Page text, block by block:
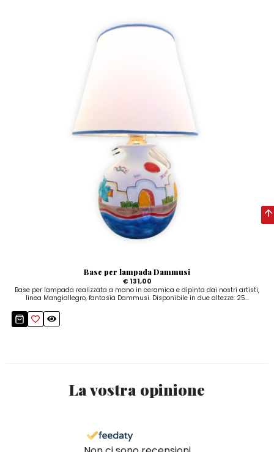
Base per lampada Dammusi
€ 131,00
Base per lampada realizzata a mano in ceramica e dipinta dai nostri artisti,
linea Mangiallegro, fantasia Dammusi. Disponibile in due altezze: 25...
La vostra opinione